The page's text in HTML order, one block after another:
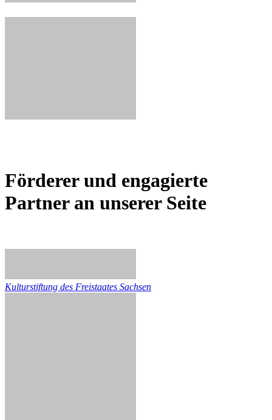
Förderer und engagierte
Partner an unserer Seite
Kulturstiftung des Freistaates Sachsen